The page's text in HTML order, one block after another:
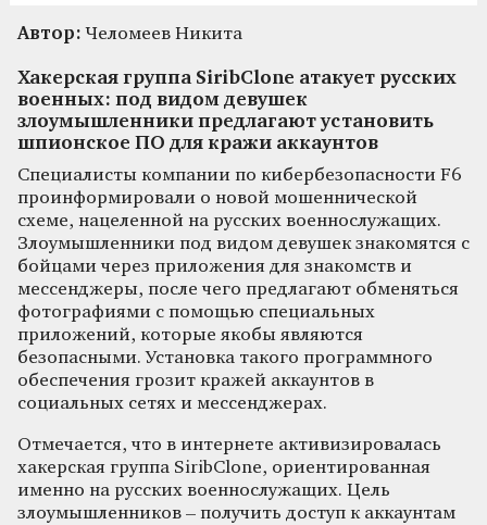
Автор: Челомеев Никита
Хакерская группа SiribClone атакует русских
военных: под видом девушек
злоумышленники предлагают установить
шпионское ПО для кражи аккаунтов
Специалисты компании по кибербезопасности F6
проинформировали о новой мошеннической
схеме, нацеленной на русских военнослужащих.
Злоумышленники под видом девушек знакомятся с
бойцами через приложения для знакомств и
мессенджеры, после чего предлагают обменяться
фотографиями с помощью специальных
приложений, которые якобы являются
безопасными. Установка такого программного
обеспечения грозит кражей аккаунтов в
социальных сетях и мессенджерах.
Отмечается, что в интернете активизировалась
хакерская группа SiribClone, ориентированная
именно на русских военнослужащих. Цель
злоумышленников – получить доступ к аккаунтам